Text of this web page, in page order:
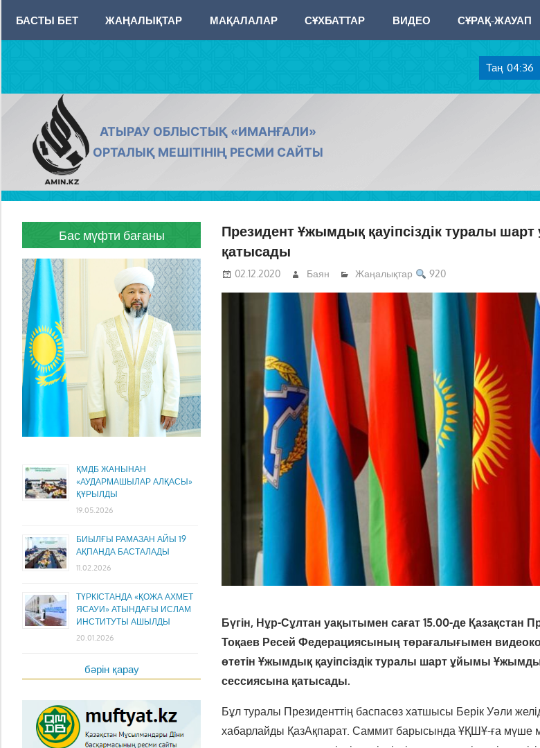
content
БАСТЫ БЕТ ЖАҢАЛЫҚТАР МАҚАЛАЛАР СҰХБАТТАР ВИДЕО СҰРАҚ-ЖАУАП
Таң 04:36
AMIN.KZ
АТЫРАУ ОБЛЫСТЫҚ «ИМАНҒАЛИ»
ОРТАЛЫҚ МЕШІТІНІҢ РЕСМИ САЙТЫ
Президент Ұжымдық қауіпсіздік туралы
қатысады
02.12.2020 Баян Жаңалықтар 920
Бүгін, Нұр-Сұлтан уақытымен сағат 15.00-де Қазақстан
Тоқаев Ресей Федерациясының төрағалығымен
өтетін Ұжымдық қауіпсіздік туралы шарт ұйымы Ұжымдық
сессиясына қатысады.
Бұл туралы Президенттің баспасөз хатшысы Берік Уәли
хабарлайды ҚазАқпарат. Саммит барысында ҰҚШҰ-ға мүше
Бас мүфти бағаны
ҚМДБ ЖАНЫНАН
«АУДАРМАШЫЛАР АЛҚАСЫ»
ҚҰРЫЛДЫ
19.05.2026
БИЫЛҒЫ РАМАЗАН АЙЫ 19
АҚПАНДА БАСТАЛАДЫ
11.02.2026
ТҮРКІСТАНДА «ҚОЖА АХМЕТ
ЯСАУИ» АТЫНДАҒЫ ИСЛАМ
ИНСТИТУТЫ АШЫЛДЫ
20.01.2026
бәрін қарау